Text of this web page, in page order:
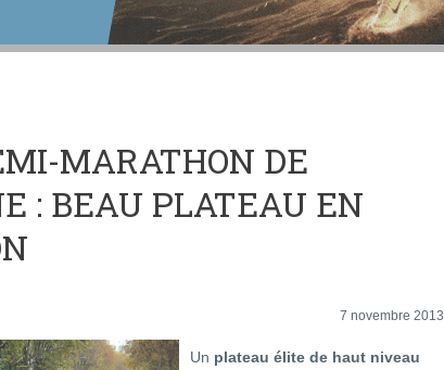
MARATHON DE
: BEAU PLATEAU EN
7 novembre 2013
Un plateau élite de haut niveau